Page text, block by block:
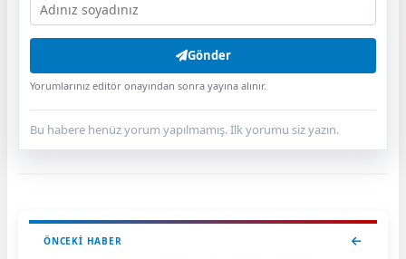
Gönder
Yorumlarınız editör onayından sonra yayına alınır.
Bu habere henüz yorum yapılmamış. İlk yorumu siz yazın.
ÖNCEKI HABER